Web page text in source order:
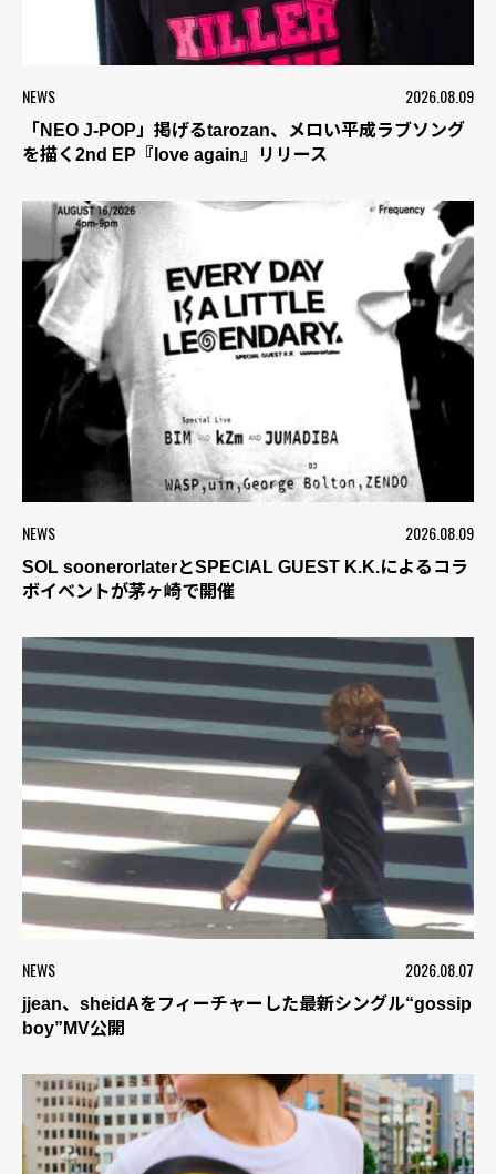
NEWS 2026.08.09
「NEO J-POP」掲げるtarozan、メロい平成ラブソング
を描く2nd EP『love again』リリース
NEWS 2026.08.09
SOL soonerorlaterとSPECIAL GUEST K.K.によるコラ
ボイベントが茅ヶ崎で開催
NEWS 2026.08.07
jjean、sheidAをフィーチャーした最新シングル“gossip
boy”MV公開